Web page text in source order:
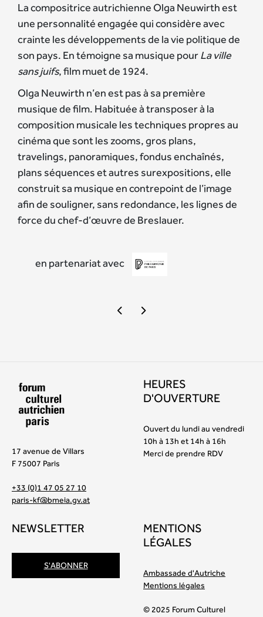
La compositrice autrichienne Olga Neuwirth est
une personnalité engagée qui considère avec
crainte les développements de la vie politique de
son pays. En témoigne sa musique pourLa ville
sans juifs, film muet de 1924.
Olga Neuwirth n’en est pas à sa première
musique de film. Habituée à transposer à la
composition musicale les techniques propres au
cinéma que sont les zooms, gros plans,
travelings, panoramiques, fondus enchaînés,
plans séquences et autres surexpositions, elle
construit sa musique en contrepoint de l’image
afin de souligner, sans redondance, les lignes de
force du chef-d’œuvre de Breslauer.
en partenariat avec
17 avenue de Villars
F 75007 Paris
+33 (0)1 47 05 27 10
paris-kf@bmeia.gv.at
HEURES
D'OUVERTURE
Ouvert du lundi au vendredi
10h à 13h et 14h à 16h
Merci de prendre RDV
NEWSLETTER
S'ABONNER
MENTIONS
LÉGALES
Ambassade d'Autriche
Mentions légales
© 2025 Forum Culturel